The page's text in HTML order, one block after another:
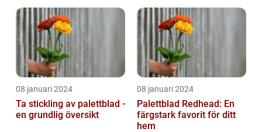
08 januari 2024
Ta stickling av palettblad -
en grundlig översikt
08 januari 2024
Palettblad Redhead: En
färgstark favorit för ditt
hem